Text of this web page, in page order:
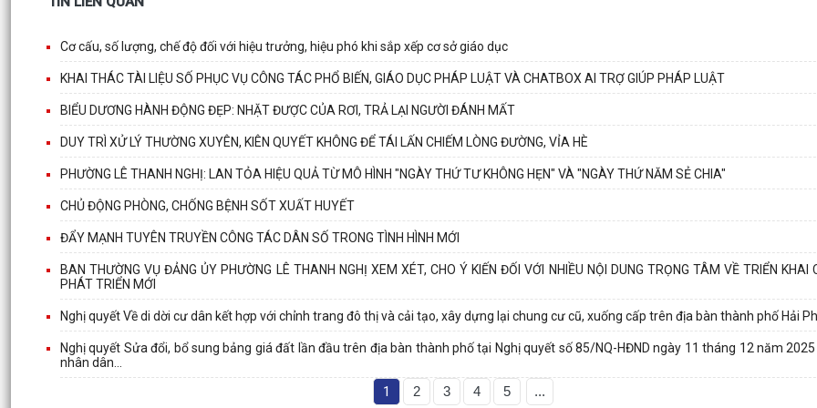
Cơ cấu, số lượng, chế độ đối với hiệu trưởng, hiệu phó khi sắp xếp cơ sở giáo dục
KHAI THÁC TÀI LIỆU SỐ PHỤC VỤ CÔNG TÁC PHỔ BIẾN, GIÁO DỤC PHÁP LUẬT VÀ CHATBOX AI TRỢ GIÚP PHÁP LUẬT
BIỂU DƯƠNG HÀNH ĐỘNG ĐẸP: NHẶT ĐƯỢC CỦA RƠI, TRẢ LẠI NGƯỜI ĐÁNH MẤT
DUY TRÌ XỬ LÝ THƯỜNG XUYÊN, KIÊN QUYẾT KHÔNG ĐỂ TÁI LẤN CHIẾM LÒNG ĐƯỜNG, VỈA HÈ
PHƯỜNG LÊ THANH NGHỊ: LAN TỎA HIỆU QUẢ TỪ MÔ HÌNH "NGÀY THỨ TƯ KHÔNG HẸN" VÀ "NGÀY THỨ NĂM SẺ CHIA"
CHỦ ĐỘNG PHÒNG, CHỐNG BỆNH SỐT XUẤT HUYẾT
ĐẨY MẠNH TUYÊN TRUYỀN CÔNG TÁC DÂN SỐ TRONG TÌNH HÌNH MỚI
BAN THƯỜNG VỤ ĐẢNG ỦY PHƯỜNG LÊ THANH NGHỊ XEM XÉT, CHO Ý KIẾN ĐỐI VỚI NHIỀU NỘI DUNG TRỌNG TÂM VỀ TRIỂN KHAI
PHÁT TRIỂN MỚI
Nghị quyết Về di dời cư dân kết hợp với chỉnh trang đô thị và cải tạo, xây dựng lại chung cư cũ, xuống cấp trên địa bàn thành phố Hải
Nghị quyết Sửa đổi, bổ sung bảng giá đất lần đầu trên địa bàn thành phố tại Nghị quyết số 85/NQ-HĐND ngày 11 tháng 12 năm
nhân dân...
1 2 3 4 5 ...